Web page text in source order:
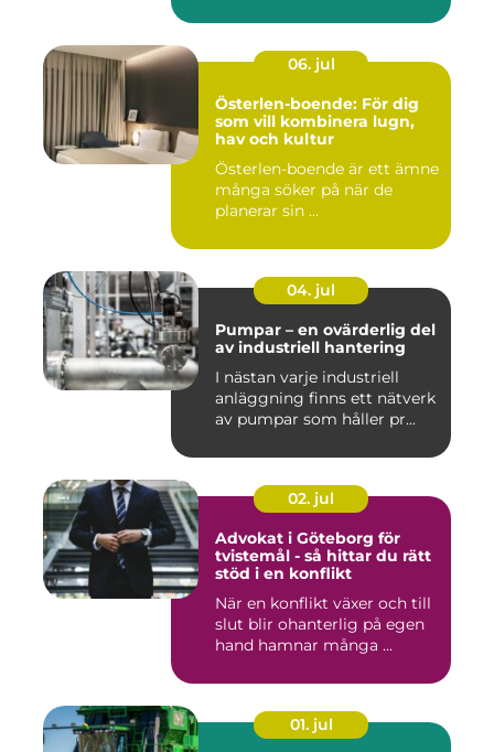
06. jul
Österlen-boende: För dig
som vill kombinera lugn,
hav och kultur
Österlen-boende är ett ämne
många söker på när de
planerar sin ...
04. jul
Pumpar – en ovärderlig del
av industriell hantering
I nästan varje industriell
anläggning finns ett nätverk
av pumpar som håller pr...
02. jul
Advokat i Göteborg för
tvistemål - så hittar du rätt
stöd i en konflikt
När en konflikt växer och till
slut blir ohanterlig på egen
hand hamnar många ...
01. jul